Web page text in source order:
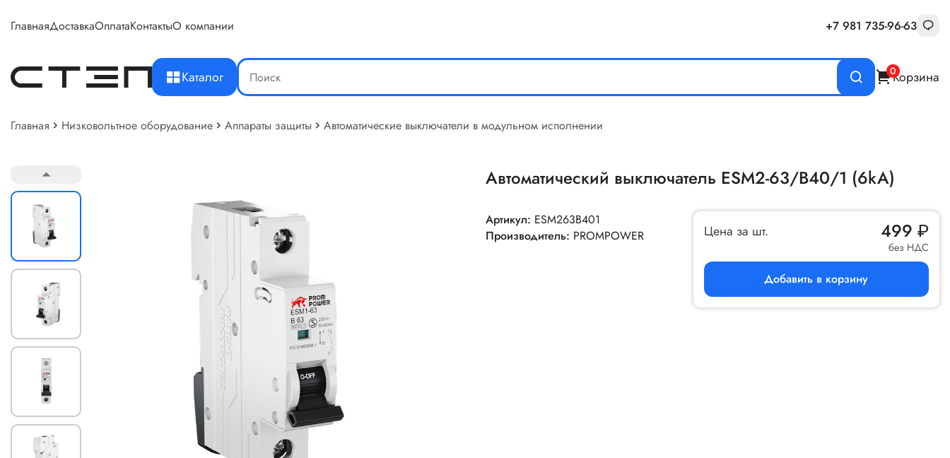
ГлавнаяДоставкаОплатаКонтактыО компании +7 981 735-96-63
Каталог 0Корзина
Главная Низковольтное оборудование Аппараты защиты Автоматические выключатели в модульном исполнении
Автоматический выключатель ESM2-63/B40/1 (6kA)
Артикул: ESM263B401
Производитель: PROMPOWER Цена за шт. 499 ₽
без НДС
Добавить в корзину